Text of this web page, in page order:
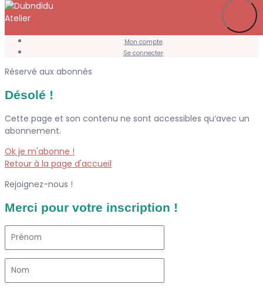
Mon compte
Se connecter
Réservé aux abonnés
Désolé !
Cette page et son contenu ne sont accessibles qu’avec un
abonnement.
Ok je m'abonne !
Retour à la page d'accueil
Rejoignez-nous !
Merci pour votre inscription !